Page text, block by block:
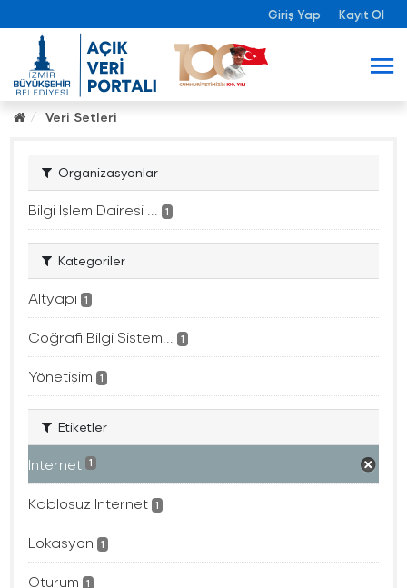
Giriş Yap Kayıt Ol
Veri Setleri
Organizasyonlar
Bilgi İşlem Dairesi ... 1
Kategoriler
Altyapı 1
Coğrafi Bilgi Sistem... 1
Yönetişim 1
Etiketler
Internet 1
Kablosuz Internet 1
Lokasyon 1
Oturum 1